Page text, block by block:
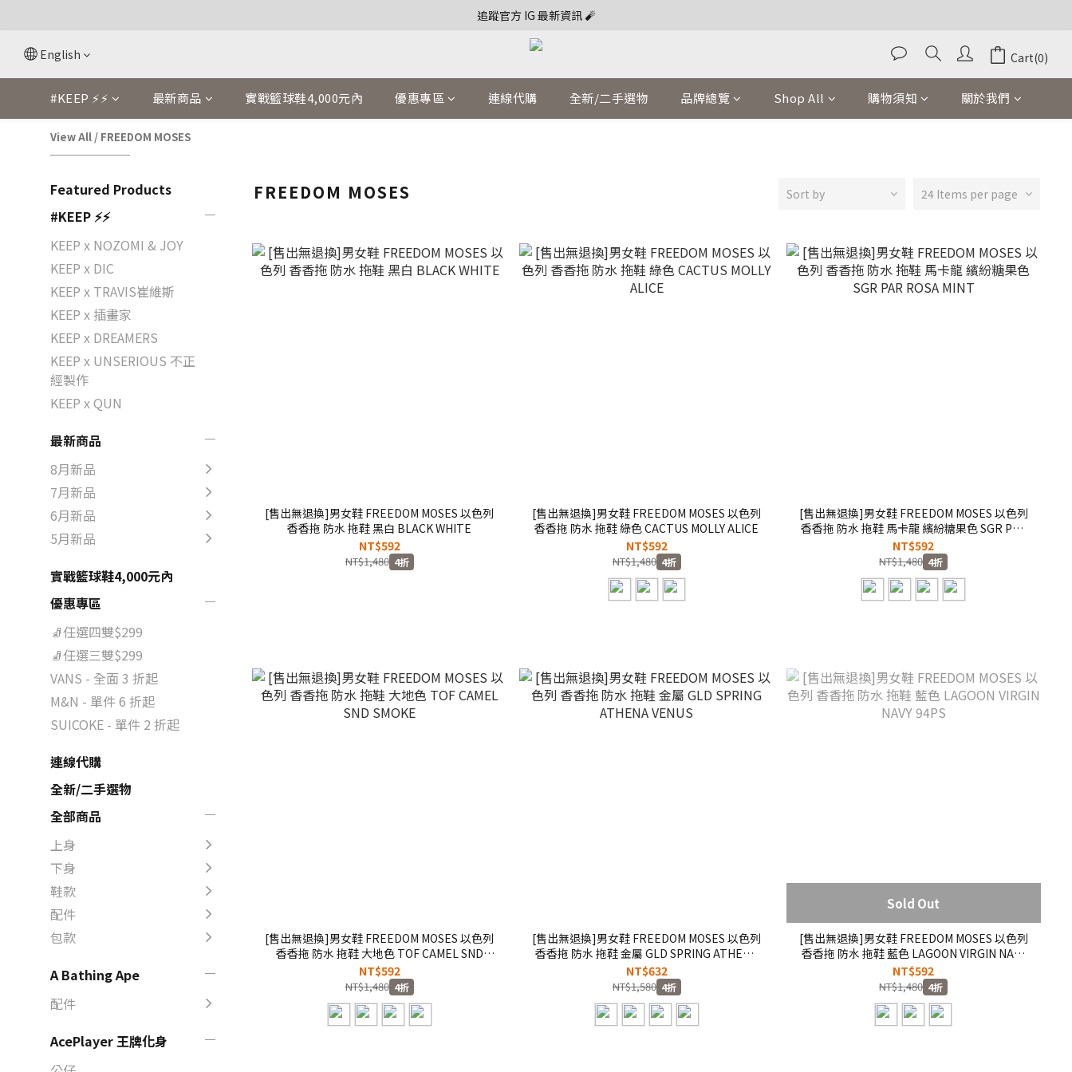
追蹤官方 IG 最新資訊 🧨
English Cart(0)
#KEEP ⚡⚡ 最新商品 實戰籃球鞋4,000元內 優惠專區 連線代購 全新/二手選物 品牌總覽 Shop All 購物須知 關於我們
View All / FREEDOM MOSES
Featured Products
#KEEP ⚡⚡
KEEP x NOZOMI & JOY
KEEP x DIC
KEEP x TRAVIS崔維斯
KEEP x 插畫家
KEEP x DREAMERS
KEEP x UNSERIOUS 不正
經製作
KEEP x QUN
最新商品
8月新品
7月新品
6月新品
5月新品
實戰籃球鞋4,000元內
優惠專區
🧦任選四雙$299
🧦任選三雙$299
VANS - 全面 3 折起
M&N - 單件 6 折起
SUICOKE - 單件 2 折起
連線代購
全新/二手選物
全部商品
上身
下身
鞋款
配件
包款
A Bathing Ape
配件
AcePlayer 王牌化身
FREEDOM MOSES Sort by 24 Items per page
[售出無退換]男女鞋 FREEDOM MOSES 以色列
香香拖 防水 拖鞋 黑白 BLACK WHITE
NT$592
NT$1,480 4折
[售出無退換]男女鞋 FREEDOM MOSES 以色列
香香拖 防水 拖鞋 綠色 CACTUS MOLLY ALICE
NT$592
NT$1,480 4折
[售出無退換]男女鞋 FREEDOM MOSES 以色列
香香拖 防水 拖鞋 馬卡龍 繽紛糖果色 SGR PAR
ROSA MINT
NT$592
NT$1,480 4折
[售出無退換]男女鞋 FREEDOM MOSES 以色列
香香拖 防水 拖鞋 大地色 TOF CAMEL SND
SMOKE
NT$592
NT$1,480 4折
[售出無退換]男女鞋 FREEDOM MOSES 以色列
香香拖 防水 拖鞋 金屬 GLD SPRING ATHENA
VENUS
NT$632
NT$1,580 4折
Sold Out
[售出無退換]男女鞋 FREEDOM MOSES 以色列
香香拖 防水 拖鞋 藍色 LAGOON VIRGIN NAVY
94PS
NT$592
NT$1,480 4折